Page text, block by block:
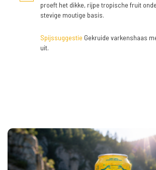
proeft het dikke, rijpe tropische fruit
stevige moutige basis.
Spijssuggestie Gekruide varkenshaas
uit.